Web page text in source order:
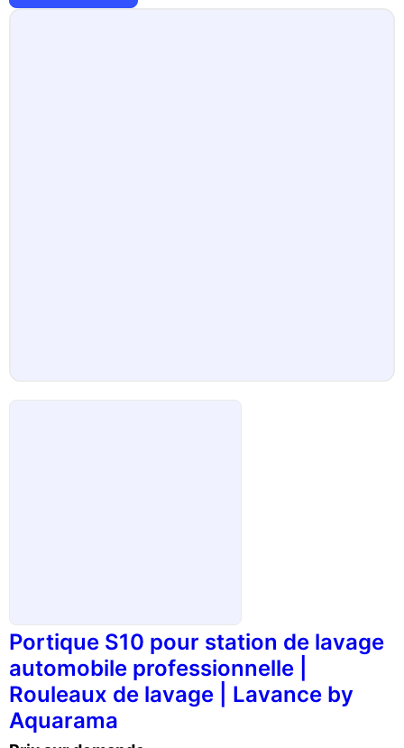
Portique S10 pour station de lavage
automobile professionnelle |
Rouleaux de lavage | Lavance by
Aquarama